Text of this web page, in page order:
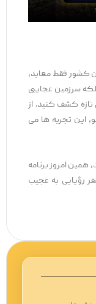
فقط معابد،
سرزمین عجایبی
کشف کنید. از
این تجربه ‌ها می‌
امروز برنامه
رؤیایی به عجیب